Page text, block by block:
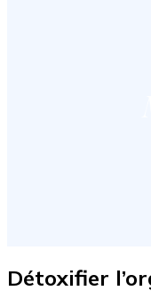
Détoxifier